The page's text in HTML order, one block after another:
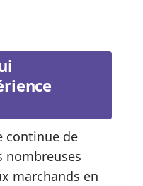
continue de
nombreuses
marchands en